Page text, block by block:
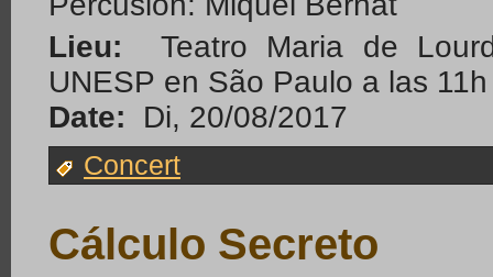
Lieu:
Teatro Maria de
UNESP en São Paulo a las 11h
Date:
Di, 20/08/2017
Concert
Cálculo Secreto